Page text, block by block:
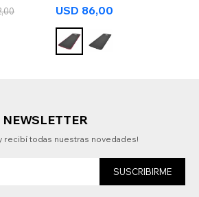
USD 86,00
NEWSLETTER
recibí todas nuestras novedades!
SUSCRIBIRME